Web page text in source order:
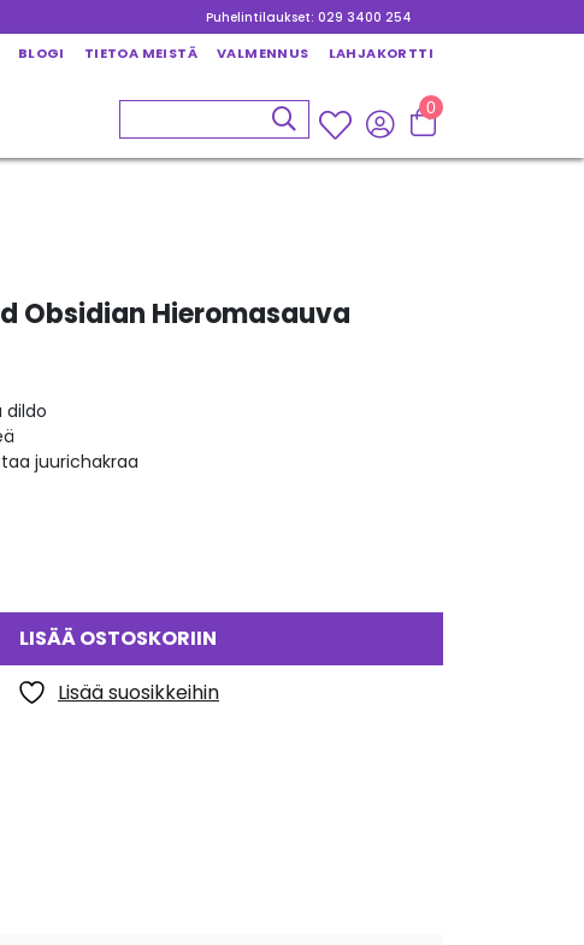
Puhelintilaukset: 029 3400 254
BLOGI TIETOA MEISTÄ VALMENNUS LAHJAKORTTI
0
Obsidian Hieromasauva
dildo
juurichakraa
LISÄÄ OSTOSKORIIN
Lisää suosikkeihin